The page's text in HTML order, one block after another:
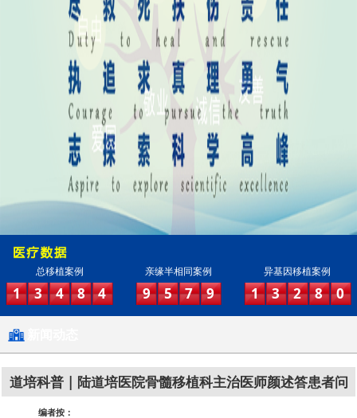
总移植案例
1 3 4 8 4
亲缘半相同案例
9 5 7 9
异基因移植案例
1 3 2 8 0
道培科普 | 陆道培医院骨髓移植科主治医师颜述答患者问
编者按：